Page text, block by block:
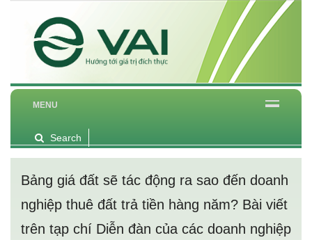
MENU
Search
Bảng giá đất sẽ tác động ra sao đến doanh
nghiệp thuê đất trả tiền hàng năm? Bài viết
trên tạp chí Diễn đàn của các doanh nghiệp